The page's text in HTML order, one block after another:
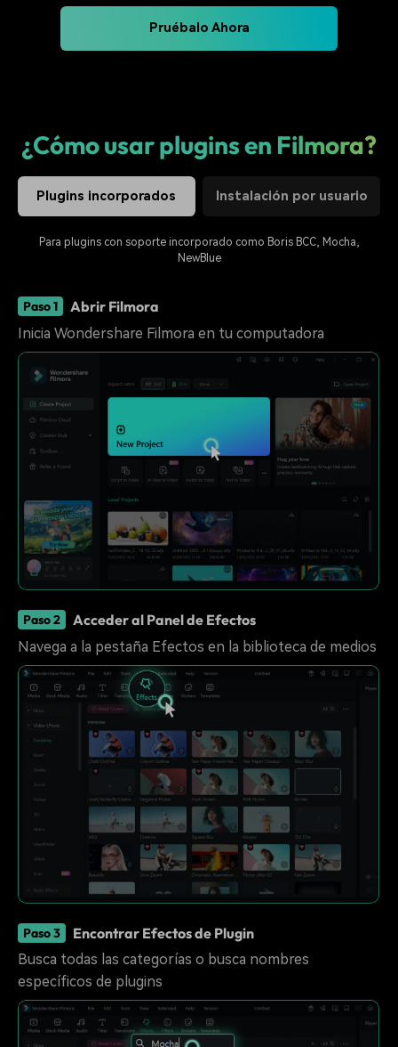
Pruébalo Ahora
¿Cómo usar plugins en Filmora?
Plugins incorporados Instalación por usuario
Para plugins con soporte incorporado como Boris BCC, Mocha,
NewBlue
Paso 1 Abrir Filmora
Inicia Wondershare Filmora en tu computadora
Paso 2 Acceder al Panel de Efectos
Navega a la pestaña Efectos en la biblioteca de medios
Paso 3 Encontrar Efectos de Plugin
Busca todas las categorías o busca nombres
específicos de plugins